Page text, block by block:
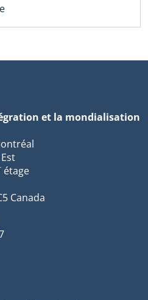
et la mondialisation
étage
Canada